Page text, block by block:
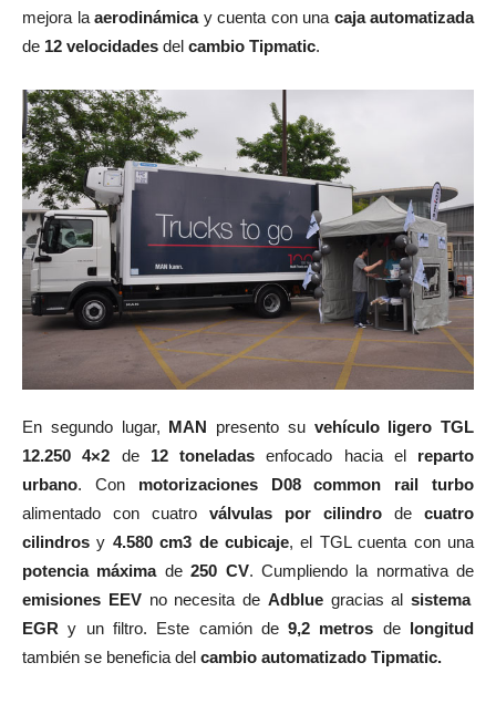
mejora la aerodinámica y cuenta con una caja automatizada
de 12 velocidades del cambio Tipmatic.
En segundo lugar, MAN presento su vehículo ligero TGL
12.250 4×2 de 12 toneladasenfocado hacia el reparto
urbano. Con motorizaciones D08 common rail turbo
alimentado con cuatro válvulas por cilindro de cuatro
cilindros y 4.580 cm3 de cubicaje, el TGL cuenta con una
potencia máxima de250 CV. Cumpliendo la normativa de
emisiones EEV no necesita de Adblue gracias alsistema
EGRy un filtro. Este camión de9,2 metros de longitud
también se beneficia del cambio automatizado Tipmatic.